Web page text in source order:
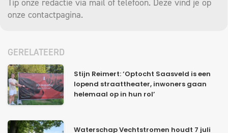
Tip onze redactie via mail of telefoon. Deze vind je op
onze contactpagina.
GERELATEERD
Stijn Reimert: ‘Optocht Saasveld is een
lopend straattheater, inwoners gaan
helemaal op in hun rol’
Waterschap Vechtstromen houdt 7 juli